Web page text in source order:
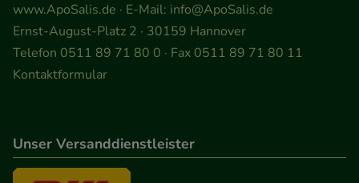
Informationen über die Art und Weise der Nutzung
unserer Website sammeln, mit deren Hilfe wir
unsere Website weiter für Sie optimieren können,
den Inhalt auf unserer Website aber auch die
teilweise an Dritte wie z.B. Google oder soziale
Medien übertragen werden.
www.ApoSalis.de · E-Mail: info@ApoSalis.de
Ernst-August-Platz 2 · 30159 Hannover
Telefon 0511 89 71 80 0 · Fax 0511 89 71 80 11
Kontaktformular
Unser Versanddienstleister